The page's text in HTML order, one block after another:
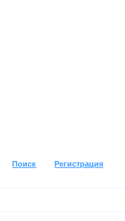
Поиск
Регистрация